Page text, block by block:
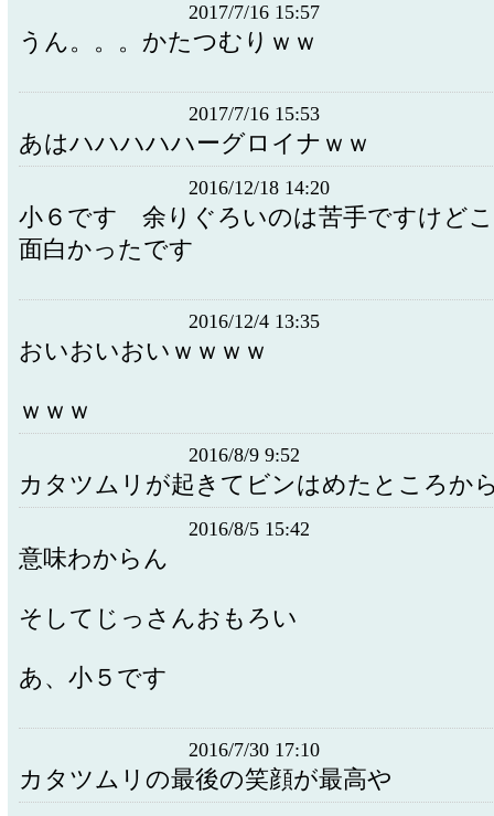
2017/7/16 15:57
うん。。。かたつむりｗｗ
2017/7/16 15:53
あはハハハハハーグロイナｗｗ
2016/12/18 14:20
小６です 余りぐろいのは苦手ですけど
面白かったです
2016/12/4 13:35
おいおいおいｗｗｗｗ
ｗｗｗ
2016/8/9 9:52
カタツムリが起きてビンはめたところか
2016/8/5 15:42
意味わからん
そしてじっさんおもろい
あ、小５です
2016/7/30 17:10
カタツムリの最後の笑顔が最高や